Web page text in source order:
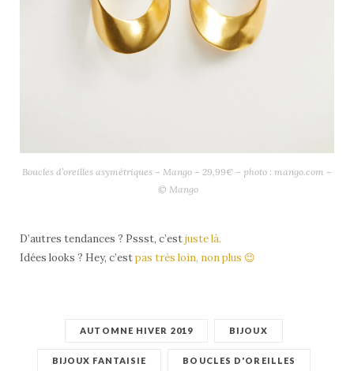
Boucles d’oreilles asymétriques – Mango – 29,99€ – photo : mango.com –
© Mango
D’autres tendances ? Pssst, c’estjuste là.
Idées looks ? Hey, c’estpas très loin, non plus 😉
AUTOMNE HIVER 2019 BIJOUX
BIJOUX FANTAISIE BOUCLES D'OREILLES